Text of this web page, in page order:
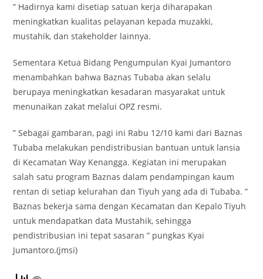
” Hadirnya kami disetiap satuan kerja diharapakan
meningkatkan kualitas pelayanan kepada muzakki,
mustahik, dan stakeholder lainnya.
Sementara Ketua Bidang Pengumpulan Kyai Jumantoro
menambahkan bahwa Baznas Tubaba akan selalu
berupaya meningkatkan kesadaran masyarakat untuk
menunaikan zakat melalui OPZ resmi.
” Sebagai gambaran, pagi ini Rabu 12/10 kami dari Baznas
Tubaba melakukan pendistribusian bantuan untuk lansia
di Kecamatan Way Kenangga. Kegiatan ini merupakan
salah satu program Baznas dalam pendampingan kaum
rentan di setiap kelurahan dan Tiyuh yang ada di Tubaba. ”
Baznas bekerja sama dengan Kecamatan dan Kepalo Tiyuh
untuk mendapatkan data Mustahik, sehingga
pendistribusian ini tepat sasaran ” pungkas Kyai
Jumantoro.(jmsi)